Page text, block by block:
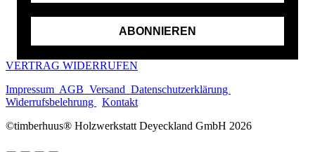
ABONNIEREN
VERTRAG WIDERRUFEN
Impressum AGB Versand Datenschutzerklärung
Widerrufsbelehrung
Kontakt
©timberhuus® Holzwerkstatt Deyeckland GmbH 2026